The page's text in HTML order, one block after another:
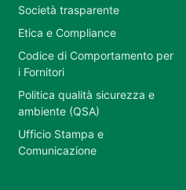
Società trasparente
Etica e Compliance
Codice di Comportamento per
i Fornitori
Politica qualità sicurezza e
ambiente (QSA)
Ufficio Stampa e
Comunicazione